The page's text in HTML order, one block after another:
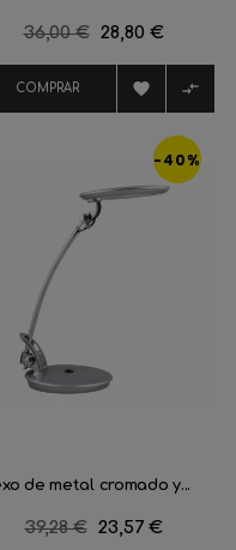
Precio
36,00 € Precio
28,80 €
COMPRAR  
-40%
de metal cromado y...
Precio
39,28 € Precio
23,57 €